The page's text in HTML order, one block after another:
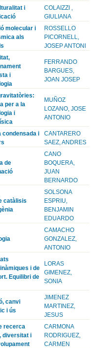
i
COLAIZZI ,
GIULIANA
molecular i
als
ROSSELLO
PICORNELL,
JOSEP ANTONI
i
FERRANDO
BARGUES,
JOAN JOSEP
per a la
i
MUÑOZ
LOZANO, JOSE
ANTONIO
condensada i
CANTARERO
SAEZ, ANDRES
de
CANO
BOQUERA,
JUAN
BERNARDO
catàlisis
SOLSONA
ESPRIU,
BENJAMIN
EDUARDO
CAMACHO
GONZALEZ,
ANTONIO
i de
Equilibri de
LORAS
GIMENEZ,
SONIA
canvi
i ús
JIMENEZ
MARTINEZ,
JESUS
recerca
diversitat i
CARMONA
RODRIGUEZ,
CARMEN